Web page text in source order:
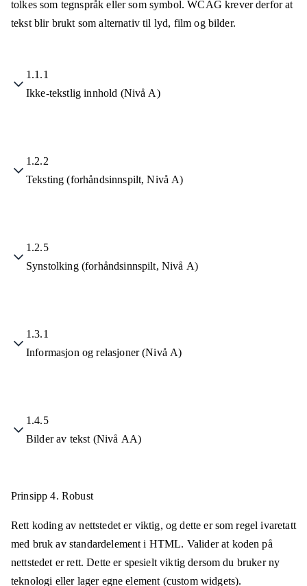
tolkes som tegnspråk eller som symbol. WCAG krever derfor at
tekst blir brukt som alternativ til lyd, film og bilder.
1.1.1
Ikke-tekstlig innhold (Nivå A)
1.2.2
Teksting (forhåndsinnspilt, Nivå A)
1.2.5
Synstolking (forhåndsinnspilt, Nivå A)
1.3.1
Informasjon og relasjoner (Nivå A)
1.4.5
Bilder av tekst (Nivå AA)
Prinsipp 4. Robust
Rett koding av nettstedet er viktig, og dette er som regel ivaretatt
med bruk av standardelement i HTML. Valider at koden på
nettstedet er rett. Dette er spesielt viktig dersom du bruker ny
teknologi eller lager egne element (custom widgets).